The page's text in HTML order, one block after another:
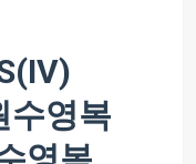
수영복